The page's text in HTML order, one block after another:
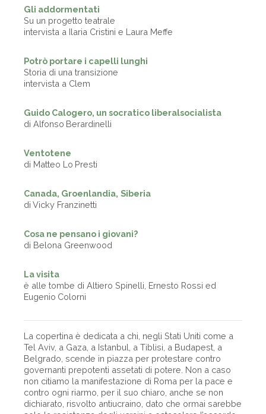
Gli addormentati
Su un progetto teatrale
intervista a Ilaria Cristini e Laura Meffe
Potrò portare i capelli lunghi
Storia di una transizione
intervista a Clem
Guido Calogero, un socratico liberalsocialista
di Alfonso Berardinelli
Ventotene
di Matteo Lo Presti
Canada, Groenlandia, Siberia
di Vicky Franzinetti
Cosa ne pensano i giovani?
di Belona Greenwood
La visita
è alle tombe di Altiero Spinelli, Ernesto Rossi ed
Eugenio Colorni
La copertina è dedicata a chi, negli Stati Uniti come a
Tel Aviv, a Gaza, a Istanbul, a Tiblisi, a Budapest, a
Belgrado, scende in piazza per protestare contro
governanti prepotenti assetati di potere. Non a caso
non citiamo la manifestazione di Roma per la pace e
contro ogni riarmo, per il suo chiaro, anche se non
dichiarato, risvolto antiucraino, dato che ormai sarebbe